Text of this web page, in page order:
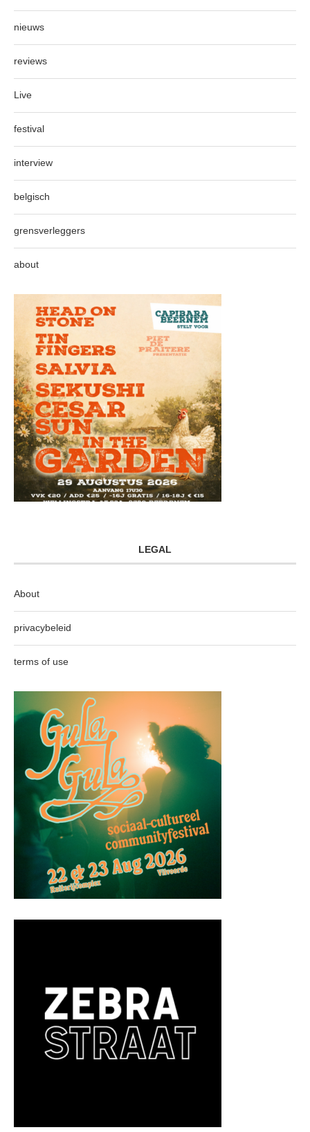
nieuws
reviews
Live
festival
interview
belgisch
grensverleggers
about
LEGAL
About
privacybeleid
terms of use